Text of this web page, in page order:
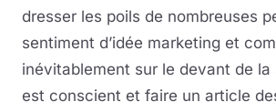
dresser les poils de nombreuses
sentiment d’idée marketing et
inévitablement sur le devant de la
est conscient et faire un article